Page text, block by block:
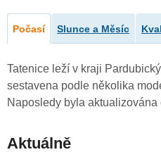
Počasí Slunce a Měsíc
Tatenice leží v kraji
sestavena podle několika
Naposledy byla aktualizována
Aktuálně